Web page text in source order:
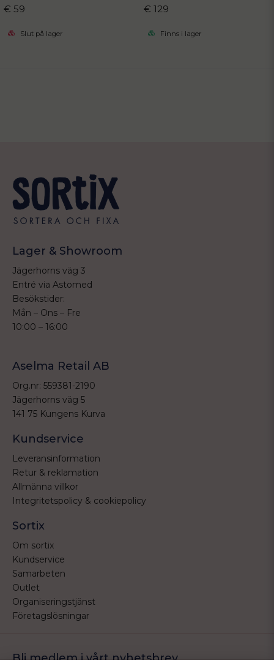
€ 59
Slut på lager
€ 129
Finns i lager
Lager & Showroom
Jägerhorns väg 3
Entré via Astomed
Besökstider:
Mån – Ons – Fre
10:00 – 16:00
Aselma Retail AB
Org.nr: 559381-2190
Jägerhorns väg 5
141 75 Kungens Kurva
Kundservice
Leveransinformation
Retur & reklamation
Allmänna villkor
Integritetspolicy & cookiepolicy
Sortix
Om sortix
Kundservice
Samarbeten
Outlet
Organiseringstjänst
Företagslösningar
Bli medlem i vårt nyhetsbrev